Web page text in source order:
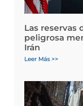
Las reservas
peligrosa
Irán
Leer Más >>